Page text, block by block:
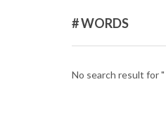
# WORDS
No search result for